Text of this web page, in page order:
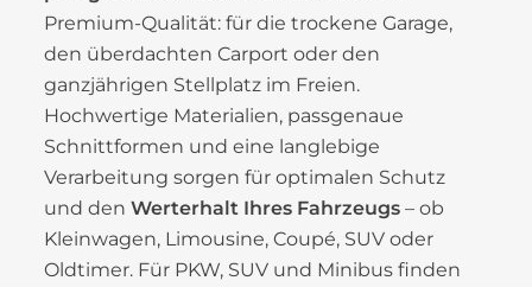
Premium-Qualität: für die trockene Garage,
den überdachten Carport oder den
ganzjährigen Stellplatz im Freien.
Hochwertige Materialien, passgenaue
Schnittformen und eine langlebige
Verarbeitung sorgen für optimalen Schutz
und den Werterhalt Ihres Fahrzeugs – ob
Kleinwagen, Limousine, Coupé, SUV oder
Oldtimer. Für PKW, SUV und Minibus finden